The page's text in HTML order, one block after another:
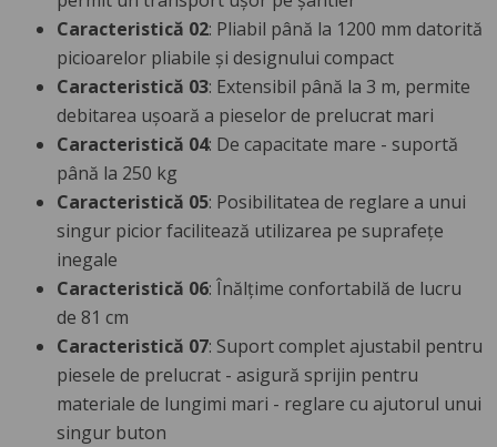
Caracteristică 02: Pliabil până la 1200 mm datorită
picioarelor pliabile și designului compact
Caracteristică 03: Extensibil până la 3 m, permite
debitarea ușoară a pieselor de prelucrat mari
Caracteristică 04: De capacitate mare - suportă
până la 250 kg
Caracteristică 05: Posibilitatea de reglare a unui
singur picior facilitează utilizarea pe suprafețe
inegale
Caracteristică 06: Înălțime confortabilă de lucru
de 81 cm
Caracteristică 07: Suport complet ajustabil pentru
piesele de prelucrat - asigură sprijin pentru
materiale de lungimi mari - reglare cu ajutorul unui
singur buton